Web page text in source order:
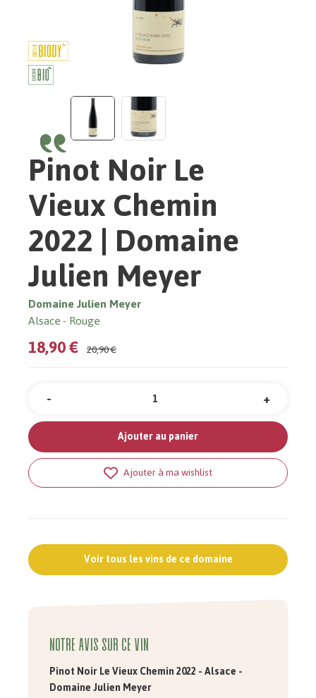
Pinot Noir Le
Vieux Chemin
2022 | Domaine
Julien Meyer
Domaine Julien Meyer
Alsace Rouge
20,90 €
18,90 €
Quantité +
-
Ajouter au panier
Ajouter à ma wishlist
Voir tous les vins de ce domaine
Notre avis sur ce vin
Pinot Noir Le Vieux Chemin 2022 - Alsace -
Domaine Julien Meyer